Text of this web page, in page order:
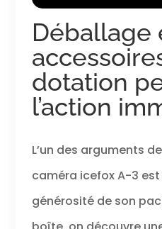
Déballage
dotation
l’action
L’un des arguments
caméra icefox A-3
générosité de son